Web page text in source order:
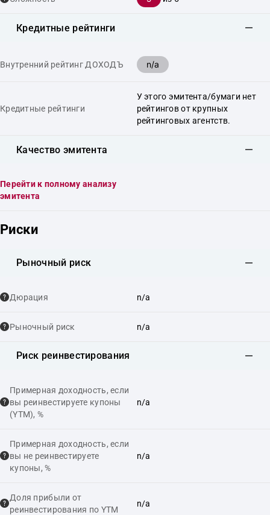
Кредитные рейтинги
Внутренний рейтинг ДОХОДЪ n/a
Кредитные рейтинги
У этого эмитента/бумаги нет
рейтингов от крупных
рейтинговых агентств.
Качество эмитента
Перейти к полному анализу
эмитента
Риски
Рыночный риск
Дюрация n/a
Рыночный риск n/a
Риск реинвестирования
Примерная доходность, если
вы реинвестируете купоны
(YTM), %
n/a
Примерная доходность, если
вы не реинвестируете
купоны, %
n/a
Доля прибыли от
реинвестирования по YTM
n/a